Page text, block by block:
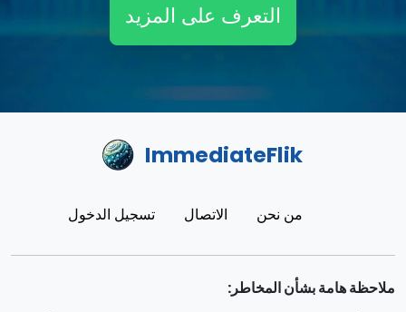
التعرف على المزيد
ImmediateFlik
من نحن الاتصال تسجيل الدخول
ملاحظة هامة بشأن المخاطر: